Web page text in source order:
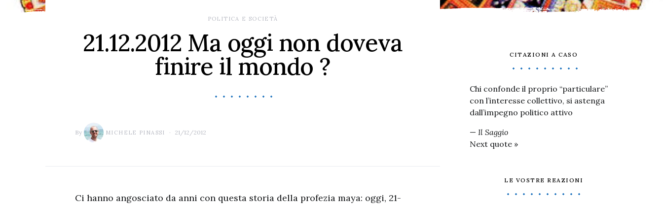
POLITICA E SOCIETÀ
21.12.2012 Ma oggi non doveva
finire il mondo ?
By MICHELE PINASSI 21/12/2012
Ci hanno angosciato da anni con questa storia della profezia maya: oggi, 21-
CITAZIONI A CASO
Chi confonde il proprio “particulare”
con l’interesse collettivo, si astenga
dall’impegno politico attivo
— Il Saggio
Next quote »
LE VOSTRE REAZIONI